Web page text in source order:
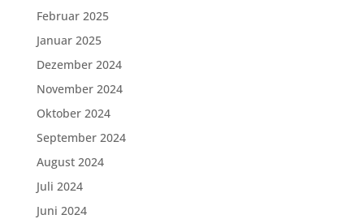
Februar 2025
Januar 2025
Dezember 2024
November 2024
Oktober 2024
September 2024
August 2024
Juli 2024
Juni 2024